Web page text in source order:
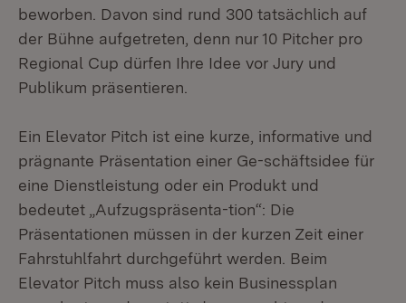
beworben. Davon sind rund 300 tatsächlich auf
der Bühne aufgetreten, denn nur 10 Pitcher pro
Regional Cup dürfen Ihre Idee vor Jury und
Publikum präsentieren.
Ein Elevator Pitch ist eine kurze, informative und
prägnante Präsentation einer Ge-schäftsidee für
eine Dienstleistung oder ein Produkt und
bedeutet „Aufzugspräsenta-tion“: Die
Präsentationen müssen in der kurzen Zeit einer
Fahrstuhlfahrt durchgeführt werden. Beim
Elevator Pitch muss also kein Businessplan